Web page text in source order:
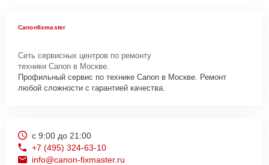
Canonfixmaster
Сеть сервисных центров по ремонту
техники Canon в Москве.
Профильный сервис по технике Canon в Москве. Ремонт
любой сложности с гарантией качества.
с 9:00 до 21:00
+7 (495) 324-63-10
info@canon-fixmaster.ru